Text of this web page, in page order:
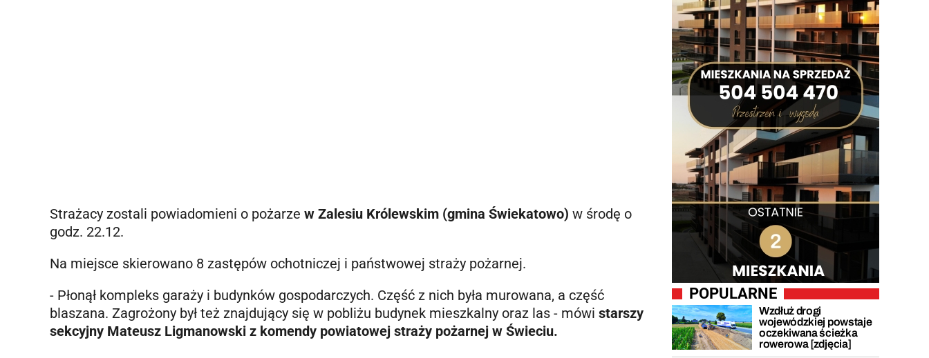
Strażacy zostali powiadomieni o pożarze w Zalesiu Królewskim (gmina Świekatowo) w środę o
godz. 22.12.
Na miejsce skierowano 8 zastępów ochotniczej i państwowej straży pożarnej.
- Płonął kompleks garaży i budynków gospodarczych. Część z nich była murowana, a część
blaszana. Zagrożony był też znajdujący się w pobliżu budynek mieszkalny oraz las - mówi starszy
sekcyjny Mateusz Ligmanowski z komendy powiatowej straży pożarnej w Świeciu.
POPULARNE
Wzdłuż drogi
wojewódzkiej powstaje
oczekiwana ścieżka
rowerowa [zdjęcia]